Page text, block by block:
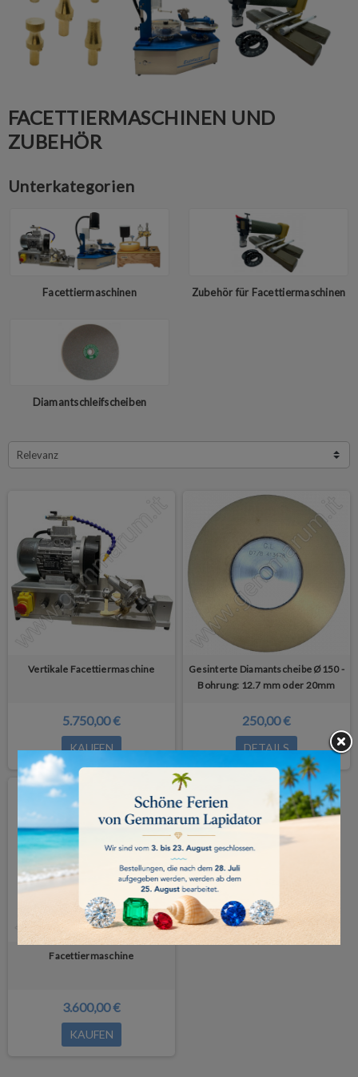
FACETTIERMASCHINEN UND
ZUBEHÖR
Unterkategorien
Facettiermaschinen Zubehör für Facettiermaschinen
Diamantschleifscheiben
Relevanz
Vertikale Facettiermaschine
5.750,00 €
KAUFEN
Gesinterte Diamantscheibe Ø150 -
Bohrung: 12.7 mm oder 20mm
250,00 €
DETAILS
Facettiermaschine
3.600,00 €
KAUFEN